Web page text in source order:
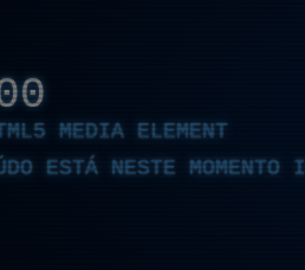
MEDIA ELEMENT
ESTÁ NESTE MOMENTO